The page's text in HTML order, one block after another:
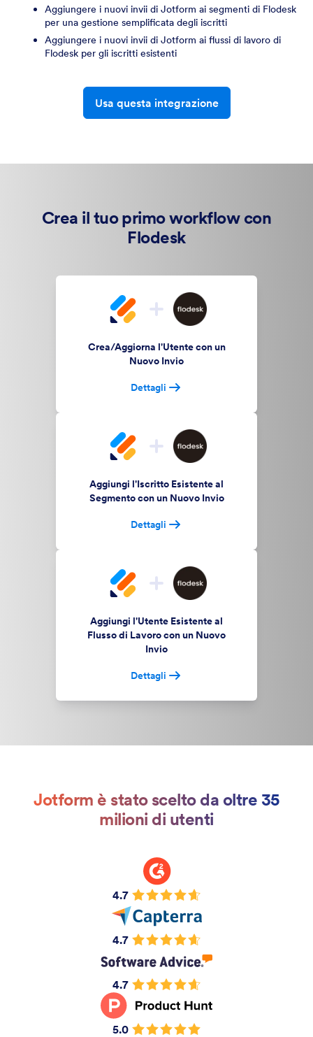
Aggiungere i nuovi invii di Jotform ai segmenti di Flodesk
per una gestione semplificata degli iscritti
Aggiungere i nuovi invii di Jotform ai flussi di lavoro di
Flodesk per gli iscritti esistenti
Usa questa integrazione
Crea il tuo primo workflow con
Flodesk
Crea/Aggiorna l'Utente con un
Nuovo Invio
Dettagli
Aggiungi l'Iscritto Esistente al
Segmento con un Nuovo Invio
Dettagli
Aggiungi l'Utente Esistente al
Flusso di Lavoro con un Nuovo
Invio
Dettagli
Jotform è stato scelto da oltre 35
milioni di utenti
4.7
4.7
4.7
5.0